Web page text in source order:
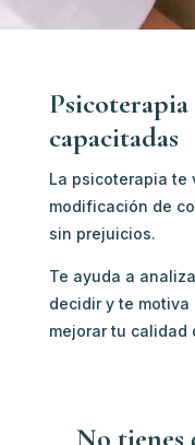
capacitadas
La psicoterapia te
modificación de
sin prejuicios.
Te ayuda a
decidir y te
mejorar tu calidad
No tienes